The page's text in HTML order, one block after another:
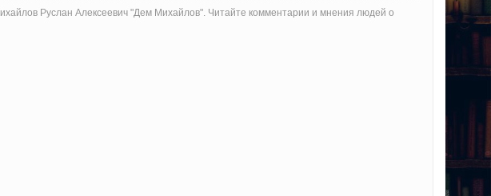
Руслан Алексеевич "Дем Михайлов". Читайте комментарии и мнения людей о